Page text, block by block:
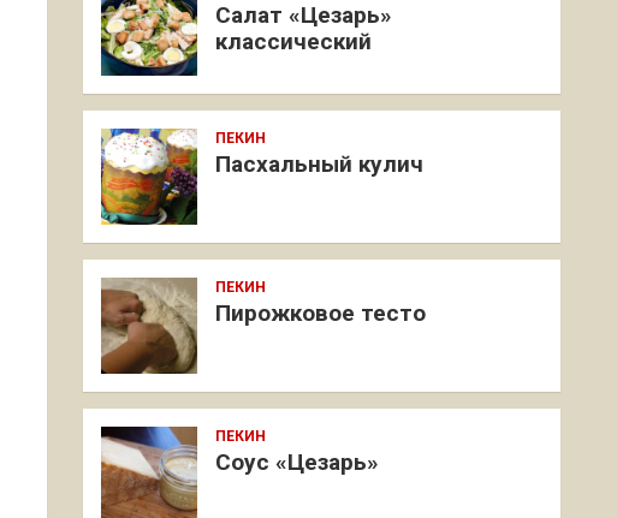
Салат «Цезарь»
классический
ПЕКИН
Пасхальный кулич
ПЕКИН
Пирожковое тесто
ПЕКИН
Соус «Цезарь»